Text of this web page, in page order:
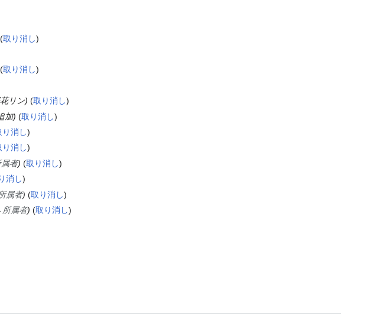
取り消し
取り消し
リン
取り消し
加
取り消し
り消し
り消し
属者
取り消し
消し
属者
取り消し
所属者
取り消し